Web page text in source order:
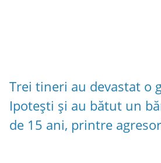
Trei tineri au devastat o
Ipotești și au bătut un
de 15 ani, printre